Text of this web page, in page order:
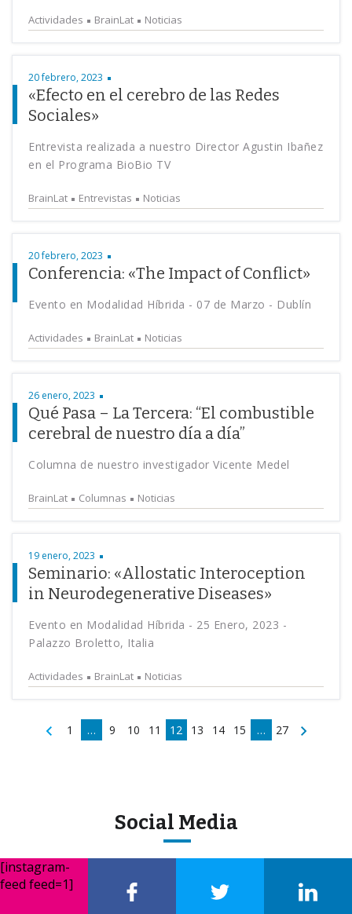
Actividades BrainLat Noticias
20 febrero, 2023
«Efecto en el cerebro de las Redes
Sociales»
Entrevista realizada a nuestro Director Agustin Ibañez
en el Programa BioBio TV
BrainLat Entrevistas Noticias
20 febrero, 2023
Conferencia: «The Impact of Conflict»
Evento en Modalidad Híbrida - 07 de Marzo - Dublín
Actividades BrainLat Noticias
26 enero, 2023
Qué Pasa – La Tercera: “El combustible
cerebral de nuestro día a día”
Columna de nuestro investigador Vicente Medel
BrainLat Columnas Noticias
19 enero, 2023
Seminario: «Allostatic Interoception
in Neurodegenerative Diseases»
Evento en Modalidad Híbrida - 25 Enero, 2023 -
Palazzo Broletto, Italia
Actividades BrainLat Noticias
1 … 9 10 11 12 13 14 15 … 27
Social Media
[instagram-
feed feed=1]